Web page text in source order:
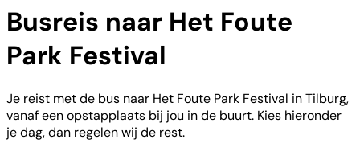
Busreis naar Het Foute
Park Festival
Je reist met de bus naar Het Foute Park Festival in Tilburg,
vanaf een opstapplaats bij jou in de buurt. Kies hieronder
je dag, dan regelen wij de rest.